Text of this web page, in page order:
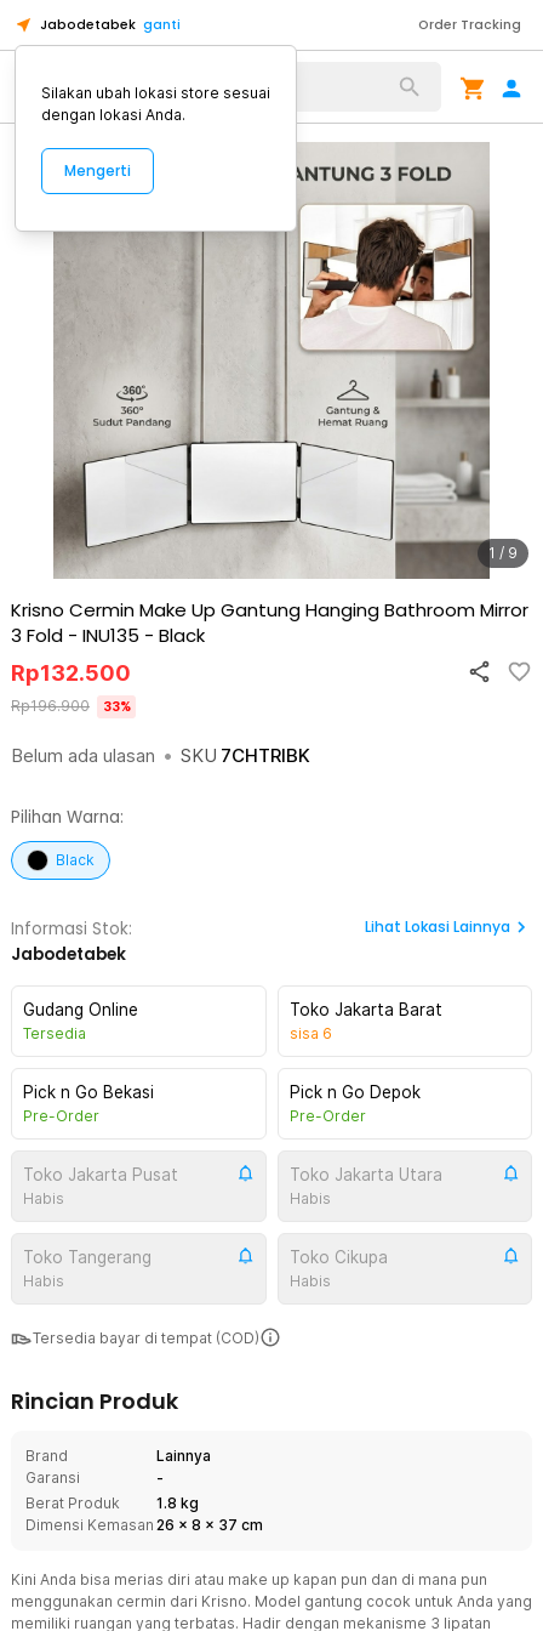
Jabodetabek ganti Order Tracking
Alat Kopi
1 / 9
Krisno Cermin Make Up Gantung Hanging Bathroom Mirror
3 Fold - INU135 - Black
Belum ada ulasan • SKU 7CHTRIBK
Rp132.500
Rp196.900 33%
Pilihan Warna:
Black
Informasi Stok:
Jabodetabek
Lihat Lokasi Lainnya
Gudang Online
Tersedia
Toko Jakarta Barat
sisa 6
Pick n Go Bekasi
Pre-Order
Pick n Go Depok
Pre-Order
Toko Jakarta Pusat
Habis
Toko Jakarta Utara
Habis
Toko Tangerang
Habis
Toko Cikupa
Habis
Tersedia bayar di tempat (COD)
Rincian Produk
Brand
Lainnya
Garansi
-
Berat Produk
1.8 kg
Dimensi Kemasan 26 x 8 x 37 cm
Kini Anda bisa merias diri atau make up kapan pun dan di mana pun
menggunakan cermin dari Krisno. Model gantung cocok untuk Anda yang
memiliki ruangan yang terbatas. Hadir dengan mekanisme 3 lipatan
Silakan ubah lokasi store sesuai
dengan lokasi Anda.
Mengerti